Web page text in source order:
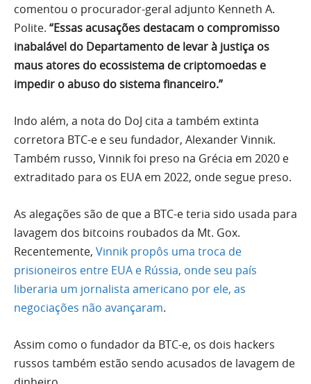
comentou o procurador-geral adjunto Kenneth A.
Polite. “Essas acusações destacam o compromisso
inabalável do Departamento de levar à justiça os
maus atores do ecossistema de criptomoedas e
impedir o abuso do sistema financeiro.”
Indo além, a nota do DoJ cita a também extinta
corretora BTC-e e seu fundador, Alexander Vinnik.
Também russo, Vinnik foi preso na Grécia em 2020 e
extraditado para os EUA em 2022, onde segue preso.
As alegações são de que a BTC-e teria sido usada para
lavagem dos bitcoins roubados da Mt. Gox.
Recentemente, Vinnik propôs uma troca de
prisioneiros entre EUA e Rússia, onde seu país
liberaria um jornalista americano por ele, as
negociações não avançaram.
Assim como o fundador da BTC-e, os dois hackers
russos também estão sendo acusados de lavagem de